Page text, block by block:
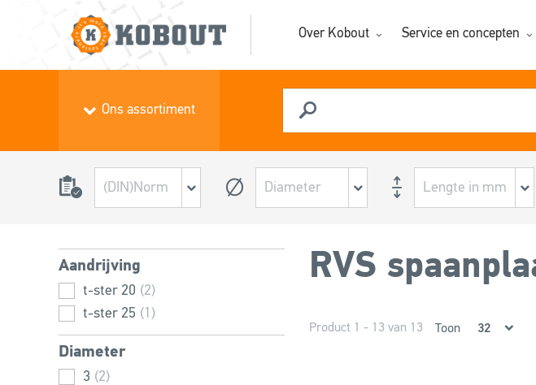
Over Kobout Service en concepten
Ons assortiment
Aandrijving
t-ster 20 (2)
t-ster 25 (1)
Diameter
3 (2)
RVS
Product 1 - 13 van 13 Toon